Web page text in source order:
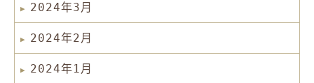
2024年3月
2024年2月
2024年1月